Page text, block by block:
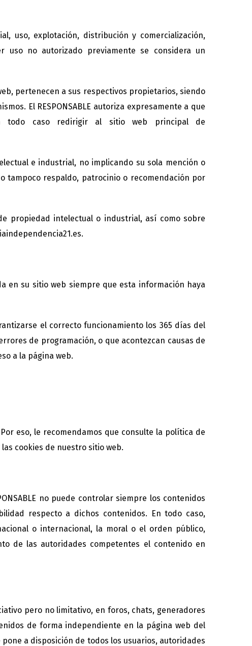
uso, explotación, distribución y comercialización,
uso no autorizado previamente se considera un
pertenecen a sus respectivos propietarios, siendo
El RESPONSABLE autoriza expresamente a que
todo caso redirigir al sitio web principal de
e industrial, no implicando su sola mención o
tampoco respaldo, patrocinio o recomendación por
propiedad intelectual o industrial, así como sobre
en su sitio web siempre que esta información haya
el correcto funcionamiento los 365 días del
de programación, o que acontezcan causas de
a la página web.
eso, le recomendamos que consulte la política de
cookies de nuestro sitio web.
no puede controlar siempre los contenidos
respecto a dichos contenidos. En todo caso,
o internacional, la moral o el orden público,
de las autoridades competentes el contenido en
pero no limitativo, en foros, chats, generadores
de forma independiente en la página web del
pone a disposición de todos los usuarios, autoridades